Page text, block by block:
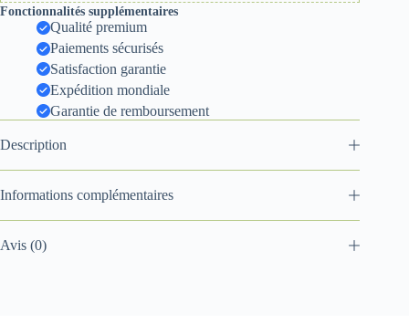
Fonctionnalités supplémentaires
Qualité premium
Paiements sécurisés
Satisfaction garantie
Expédition mondiale
Garantie de remboursement
Description
Informations complémentaires
Avis (0)